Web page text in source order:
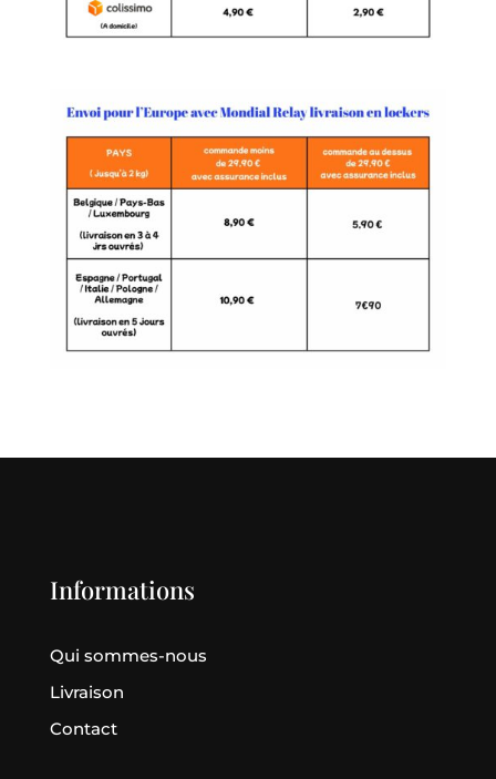
Informations
Qui sommes-nous
Livraison
Contact